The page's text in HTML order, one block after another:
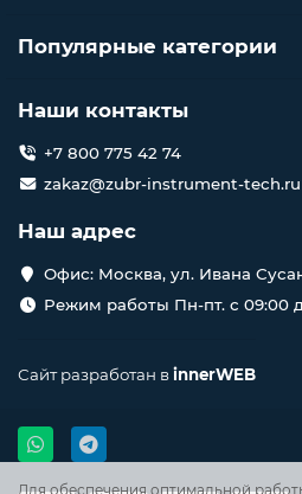
Для обеспечения оптимальной
Популярные категории
Наши контакты
+7 800 775 42 74
zakaz@zubr-instrument-tech.ru
Наш адрес
Офис: Москва, ул. Ивана
Режим работы Пн-пт. с 09:00
Сайт разработан вinnerWEB